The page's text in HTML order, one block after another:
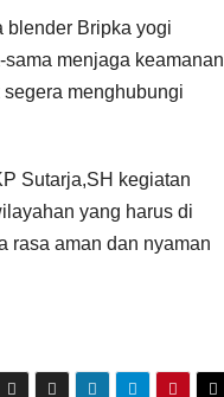
blender Bripka yogi
menjaga keamanan
menghubungi
Sutarja,SH kegiatan
yang harus di
rasa aman dan nyaman